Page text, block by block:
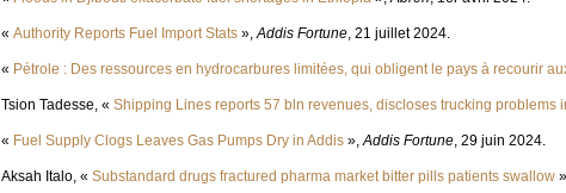
« Authority Reports Fuel Import Stats »,Addis Fortune, 21 juillet 2024.
« Pétrole : Des ressources en hydrocarbures limitées, qui obligent le pays à recourir
Tsion Tadesse, « Shipping Lines reports 57 bln revenues, discloses trucking problems
« Fuel Supply Clogs Leaves Gas Pumps Dry in Addis »,Addis Fortune, 29 juin 2024.
Aksah Italo, « Substandard drugs fractured pharma market bitter pills patients swallow